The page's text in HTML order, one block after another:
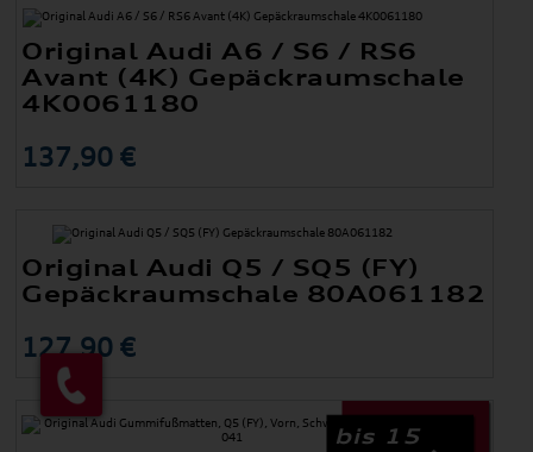
Original Audi A6 / S6 / RS6
Avant (4K) Gepäckraumschale
4K0061180
137,90 €
Original Audi Q5 / SQ5 (FY)
Gepäckraumschale 80A061182
127,90 €
bis 15